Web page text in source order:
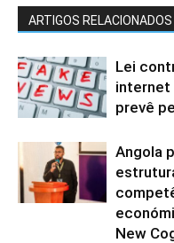
ARTIGOS RELACIONADOS
Lei
internet
prevê
Angola
New